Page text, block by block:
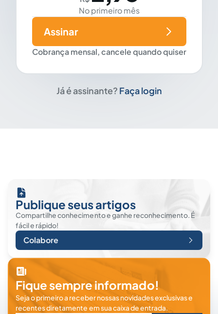
No primeiro mês
Cobrança mensal, cancele quando quiser
Assinar
Já é assinante? Faça login
Publique seus artigos
Compartilhe conhecimento e ganhe reconhecimento. É
fácil e rápido!
Colabore
Fique sempre informado!
Seja o primeiro a receber nossas novidades exclusivas e
recentes diretamente em sua caixa de entrada.